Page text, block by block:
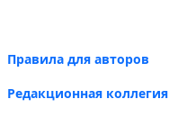
Правила для авторов
Редакционная коллегия